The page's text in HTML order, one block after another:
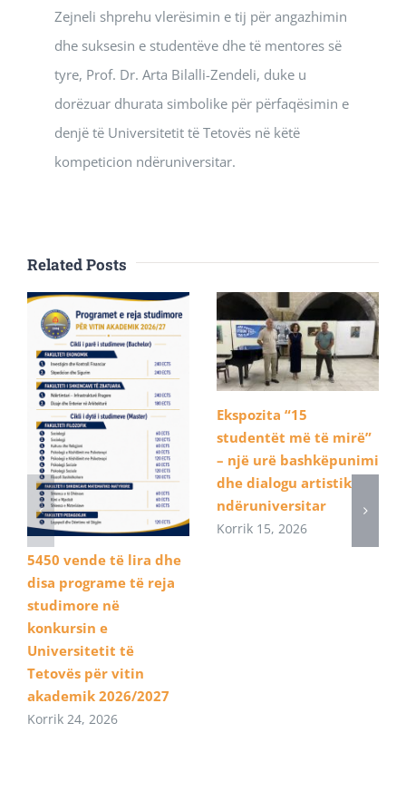
Zejneli shprehu vlerësimin e tij për angazhimin
dhe suksesin e studentëve dhe të mentores së
tyre, Prof. Dr. Arta Bilalli-Zendeli, duke u
dorëzuar dhurata simbolike për përfaqësimin e
denjë të Universitetit të Tetovës në këtë
kompeticion ndëruniversitar.
Related Posts
5450 vende të lira dhe
disa programe të reja
studimore në
konkursin e
Universitetit të
Tetovës për vitin
akademik 2026/2027
Korrik 24, 2026
Ekspozita “15
studentët më të mirë”
– një urë bashkëpunimi
dhe dialogu artistik
ndëruniversitar
Korrik 15, 2026